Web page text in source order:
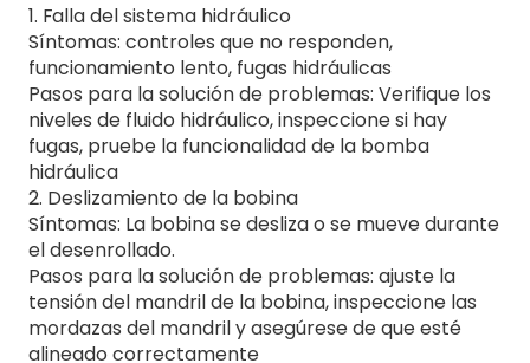
1. Falla del sistema hidráulico
Síntomas: controles que no responden,
funcionamiento lento, fugas hidráulicas
Pasos para la solución de problemas: Verifique los
niveles de fluido hidráulico, inspeccione si hay
fugas, pruebe la funcionalidad de la bomba
hidráulica
2. Deslizamiento de la bobina
Síntomas: La bobina se desliza o se mueve durante
el desenrollado.
Pasos para la solución de problemas: ajuste la
tensión del mandril de la bobina, inspeccione las
mordazas del mandril y asegúrese de que esté
alineado correctamente